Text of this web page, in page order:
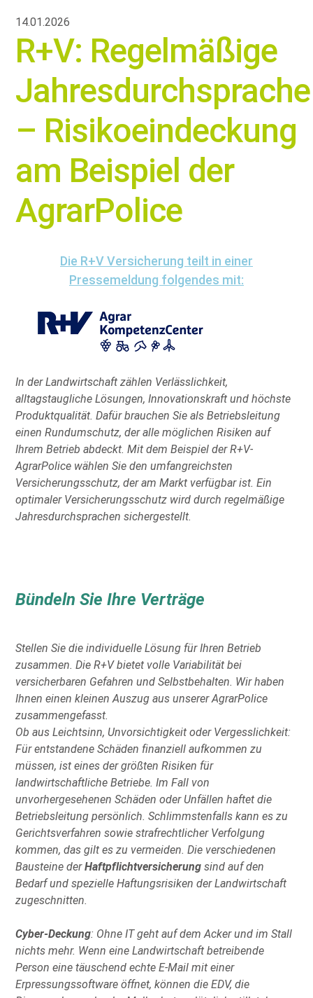
14.01.2026
R+V: Regelmäßige
Jahresdurchsprache
– Risikoeindeckung
am Beispiel der
AgrarPolice
Die R+V Versicherung teilt in einer
Pressemeldung folgendes mit:
In der Landwirtschaft zählen Verlässlichkeit,
alltagstaugliche Lösungen, Innovationskraft und höchste
Produktqualität. Dafür brauchen Sie als Betriebsleitung
einen Rundumschutz, der alle möglichen Risiken auf
Ihrem Betrieb abdeckt. Mit dem Beispiel der R+V-
AgrarPolice wählen Sie den umfangreichsten
Versicherungsschutz, der am Markt verfügbar ist. Ein
optimaler Versicherungsschutz wird durch regelmäßige
Jahresdurchsprachen sichergestellt.
Bündeln Sie Ihre Verträge
Stellen Sie die individuelle Lösung für Ihren Betrieb
zusammen. Die R+V bietet volle Variabilität bei
versicherbaren Gefahren und Selbstbehalten. Wir haben
Ihnen einen kleinen Auszug aus unserer AgrarPolice
zusammengefasst.
Ob aus Leichtsinn, Unvorsichtigkeit oder Vergesslichkeit:
Für entstandene Schäden finanziell aufkommen zu
müssen, ist eines der größten Risiken für
landwirtschaftliche Betriebe. Im Fall von
unvorhergesehenen Schäden oder Unfällen haftet die
Betriebsleitung persönlich. Schlimmstenfalls kann es zu
Gerichtsverfahren sowie strafrechtlicher Verfolgung
kommen, das gilt es zu vermeiden. Die verschiedenen
Bausteine derHaftpflichtversicherungsind auf den
Bedarf und spezielle Haftungsrisiken der Landwirtschaft
zugeschnitten.
Cyber-Deckung: Ohne IT geht auf dem Acker und im Stall
nichts mehr. Wenn eine Landwirtschaft betreibende
Person eine täuschend echte E-Mail mit einer
Erpressungssoftware öffnet, können die EDV, die